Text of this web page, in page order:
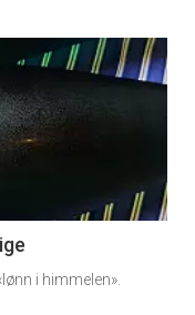
i himmelen».